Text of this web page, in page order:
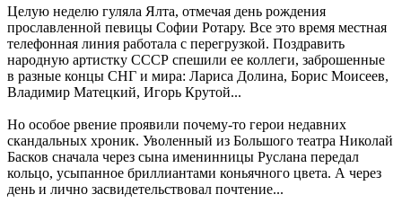
Целую неделю гуляла Ялта, отмечая день рождения
прославленной певицы Софии Ротару. Все это время местная
телефонная линия работала с перегрузкой. Поздравить
народную артистку СССР спешили ее коллеги, заброшенные
в разные концы СНГ и мира: Лариса Долина, Борис Моисеев,
Владимир Матецкий, Игорь Крутой...
Но особое рвение проявили почему-то герои недавних
скандальных хроник. Уволенный из Большого театра Николай
Басков сначала через сына именинницы Руслана передал
кольцо, усыпанное бриллиантами коньячного цвета. А через
день и лично засвидетельствовал почтение...